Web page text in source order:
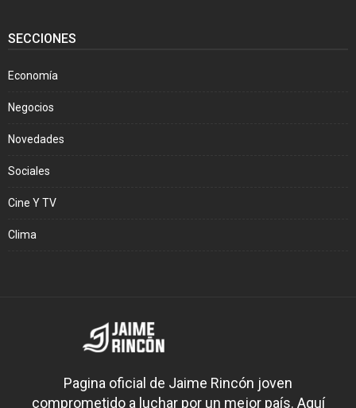
SECCIONES
Economía
Negocios
Novedades
Sociales
Cine Y TV
Clima
Pagina oficial de Jaime Rincón joven
comprometido a luchar por un mejor país. Aquí